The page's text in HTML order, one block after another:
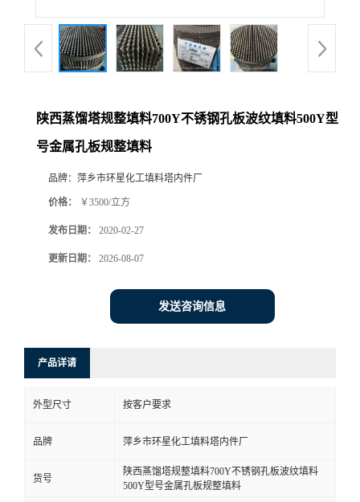
陕西蒸馏塔规整填料700Y不锈钢孔板波纹填料500Y型
号金属孔板规整填料
品牌： 萍乡市环星化工填料塔内件厂
价格： ￥3500/立方
发布日期： 2020-02-27
更新日期： 2026-08-07
发送咨询信息
产品详请
外型尺寸 按客户要求
品牌 萍乡市环星化工填料塔内件厂
货号
陕西蒸馏塔规整填料700Y不锈钢孔板波纹填料
500Y型号金属孔板规整填料